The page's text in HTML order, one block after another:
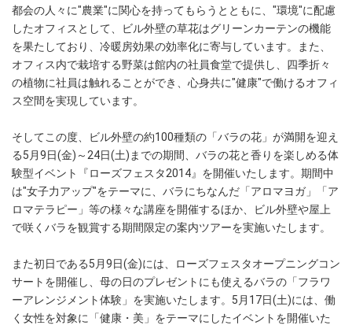
都会の人々に"農業"に関心を持ってもらうとともに、"環境"に配慮
したオフィスとして、ビル外壁の草花はグリーンカーテンの機能
を果たしており、冷暖房効果の効率化に寄与しています。また、
オフィス内で栽培する野菜は館内の社員食堂で提供し、四季折々
の植物に社員は触れることができ、心身共に"健康"で働けるオフィ
ス空間を実現しています。
そしてこの度、ビル外壁の約100種類の「バラの花」が満開を迎え
る5月9日(金)～24日(土)までの期間、バラの花と香りを楽しめる体
験型イベント『ローズフェスタ2014』を開催いたします。期間中
は"女子力アップ"をテーマに、バラにちなんだ「アロマヨガ」「ア
ロマテラピー」等の様々な講座を開催するほか、ビル外壁や屋上
で咲くバラを観賞する期間限定の案内ツアーを実施いたします。
また初日である5月9日(金)には、ローズフェスタオープニングコン
サートを開催し、母の日のプレゼントにも使えるバラの「フラワ
ーアレンジメント体験」を実施いたします。5月17日(土)には、働
く女性を対象に「健康・美」をテーマにしたイベントを開催いた